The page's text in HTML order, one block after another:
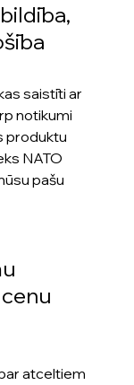
saistīti ar
notikumi
produktu
NATO
pašu
atceltiem